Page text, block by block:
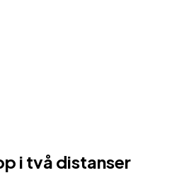
i två distanser